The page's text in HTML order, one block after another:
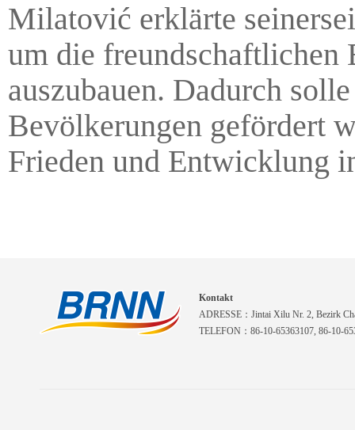
Milatović erklärte
um die freundschaftlichen
auszubauen. Dadurch
Bevölkerungen gefördert
Frieden und Entwicklung
Kontakt
ADRESSE：Jintai Xilu Nr. 2, Bezirk
TELEFON：86-10-65363107, 86-10-